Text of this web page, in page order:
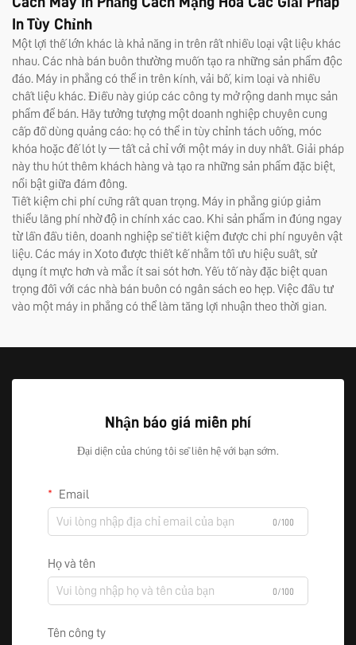
In Tùy Chỉnh
Một lợi thế lớn khác là khả năng in trên rất nhiều loại vật liệu khác
nhau. Các nhà bán buôn thường muốn tạo ra những sản phẩm độc
đáo. Máy in phẳng có thể in trên kính, vải bố, kim loại và nhiều
chất liệu khác. Điều này giúp các công ty mở rộng danh mục sản
phẩm để bán. Hãy tưởng tượng một doanh nghiệp chuyên cung
cấp đồ dùng quảng cáo: họ có thể in tùy chỉnh tách uống, móc
khóa hoặc đế lót ly — tất cả chỉ với một máy in duy nhất. Giải pháp
này thu hút thêm khách hàng và tạo ra những sản phẩm đặc biệt,
nổi bật giữa đám đông.
Tiết kiệm chi phí cũng rất quan trọng. Máy in phẳng giúp giảm
thiểu lãng phí nhờ độ in chính xác cao. Khi sản phẩm in đúng ngay
từ lần đầu tiên, doanh nghiệp sẽ tiết kiệm được chi phí nguyên vật
liệu. Các máy in Xoto được thiết kế nhằm tối ưu hiệu suất, sử
dụng ít mực hơn và mắc ít sai sót hơn. Yếu tố này đặc biệt quan
trọng đối với các nhà bán buôn có ngân sách eo hẹp. Việc đầu tư
vào một máy in phẳng có thể làm tăng lợi nhuận theo thời gian.
Nhận báo giá miễn phí
Đại diện của chúng tôi sẽ liên hệ với bạn sớm.
Email
0/100
Họ và tên
0/100
Tên công ty